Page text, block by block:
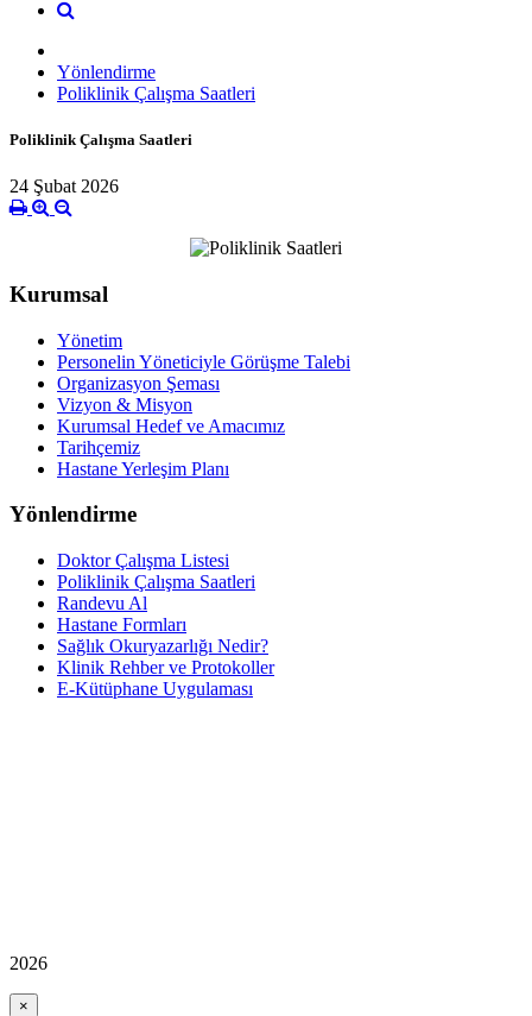
Yönlendirme
Poliklinik Çalışma Saatleri
Poliklinik Çalışma Saatleri
24 Şubat 2026
Kurumsal
Yönetim
Personelin Yöneticiyle Görüşme Talebi
Organizasyon Şeması
Vizyon & Misyon
Kurumsal Hedef ve Amacımız
Tarihçemiz
Hastane Yerleşim Planı
Yönlendirme
Doktor Çalışma Listesi
Poliklinik Çalışma Saatleri
Randevu Al
Hastane Formları
Sağlık Okuryazarlığı Nedir?
Klinik Rehber ve Protokoller
E-Kütüphane Uygulaması
2026
×